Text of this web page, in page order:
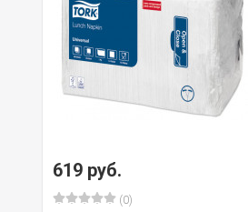
619 руб.
(0)